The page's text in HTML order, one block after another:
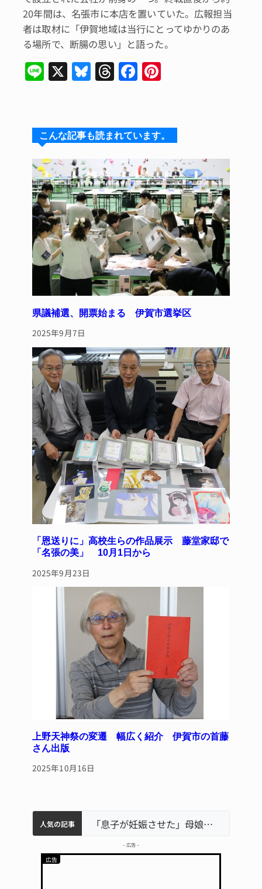
20年間は、名張市に本店を置いていた。広報担当
者は取材に「伊賀地域は当行にとってゆかりのあ
る場所で、断腸の思い」と語った。
Li
n
X Bl
u
s
k
y
T
hr
a
d
s
F
a
e
b
o
o
k
re
st
こんな記事も読まれています。
県議補選、開票始まる 伊賀市選挙区
2025年9月7日
「恩送りに」高校生らの作品展示 藤堂家邸で
「名張の美」 10月1日から
2025年9月23日
上野天神祭の変遷 幅広く紹介 伊賀市の首藤
さん出版
2025年10月16日
人気の記事
名張市水道料金47％値上げへ 答申案、審議会で大筋まとまる
中学校の陶壁モニュメント 地元建設会社がボランティアで清掃 伊賀名張市立病院のDMAT、熊本地震の被災地へ 能登以来3回目の派遣 「息子が妊娠させた」母娘だまされ400万円詐欺被害 名張
– 広告 –